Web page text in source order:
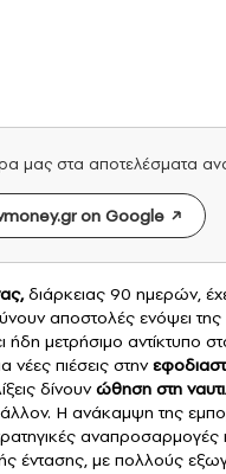
μας στα αποτελέσματα
on Google
,διάρκειας 90 ημερών,
αποστολές ενόψει
ήδη μετρήσιμο αντίκτυπο
πιέσεις στην
δίνουνώθηση στη
Η ανάκαμψη της
έντασης, με πολλούς